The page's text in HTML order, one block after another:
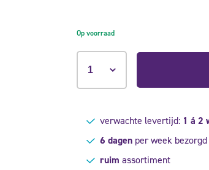
Op voorraad
verwachte levertijd: 1 á 2
6 dagenper week bezorgd
ruim assortiment